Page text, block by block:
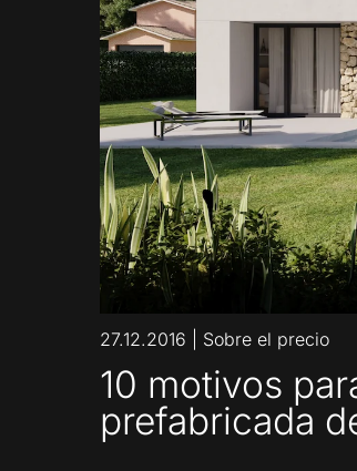
27.12.2016 Sobre el precio
10 motivos
prefabricada